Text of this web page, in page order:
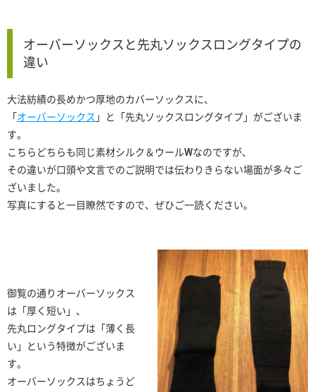
オーバーソックスと先丸ソックスロングタイプの
違い
大法紡績の長めかつ厚地のカバーソックスに、
「 オーバーソックス 」と「先丸ソックスロングタイプ」がございま
す。
こちらどちらも同じ素材シルク＆ウールWなのですが、
その違いが口頭や文言でのご説明では伝わりきらない場面が多々ご
ざいました。
写真にすると一目瞭然ですので、ぜひご一読ください。
御覧の通りオーバーソックス
は「厚く短い」、
先丸ロングタイプは「薄く長
い」という特徴がございま
す。
オーバーソックスはちょうど